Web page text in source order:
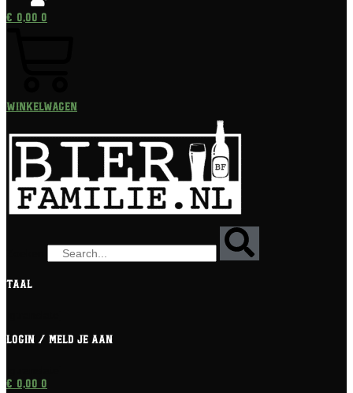
€0,00 0
Winkelwagen
Taal
Login / meld je aan
€ 0,00 0